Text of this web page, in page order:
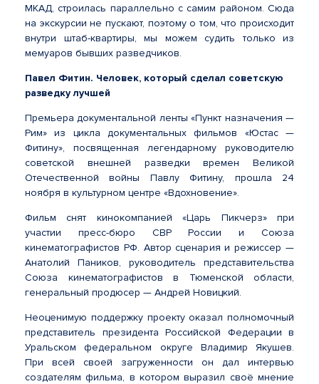
МКАД, строилась параллельно с самим районом. Сюда
на экскурсии не пускают, поэтому о том, что происходит
внутри штаб-квартиры, мы можем судить только из
мемуаров бывших разведчиков.
Павел Фитин. Человек, который сделал советскую
разведку лучшей
Премьера документальной ленты «Пункт назначения —
Рим» из цикла документальных фильмов «Юстас —
Фитину», посвященная легендарному руководителю
советской внешней разведки времен Великой
Отечественной войны Павлу Фитину, прошла 24
ноября в культурном центре «Вдохновение».
Фильм снят кинокомпанией «Царь Пикчерз» при
участии пресс-бюро СВР России и Союза
кинематографистов РФ. Автор сценария и режиссер —
Анатолий Паников, руководитель представительства
Союза кинематографистов в Тюменской области,
генеральный продюсер — Андрей Новицкий.
Неоценимую поддержку проекту оказал полномочный
представитель президента Российской Федерации в
Уральском федеральном округе Владимир Якушев.
При всей своей загруженности он дал интервью
создателям фильма, в котором выразил своё мнение